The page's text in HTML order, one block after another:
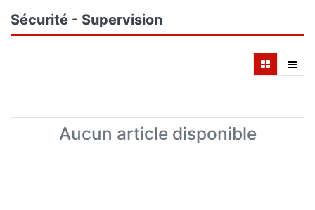
Sécurité - Supervision
Aucun article disponible